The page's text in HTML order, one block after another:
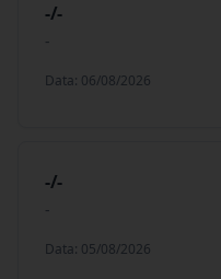
-/-
-
Data: 06/08/2026
-/-
-
Data: 05/08/2026